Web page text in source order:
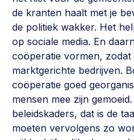
de kranten haalt met je
de politiek wakker. Het
op sociale media. En
coöperatie vormen,
marktgerichte bedrijven.
coöperatie goed
mensen mee zijn
beleidskaders, dat is de
moeten vervolgens zo